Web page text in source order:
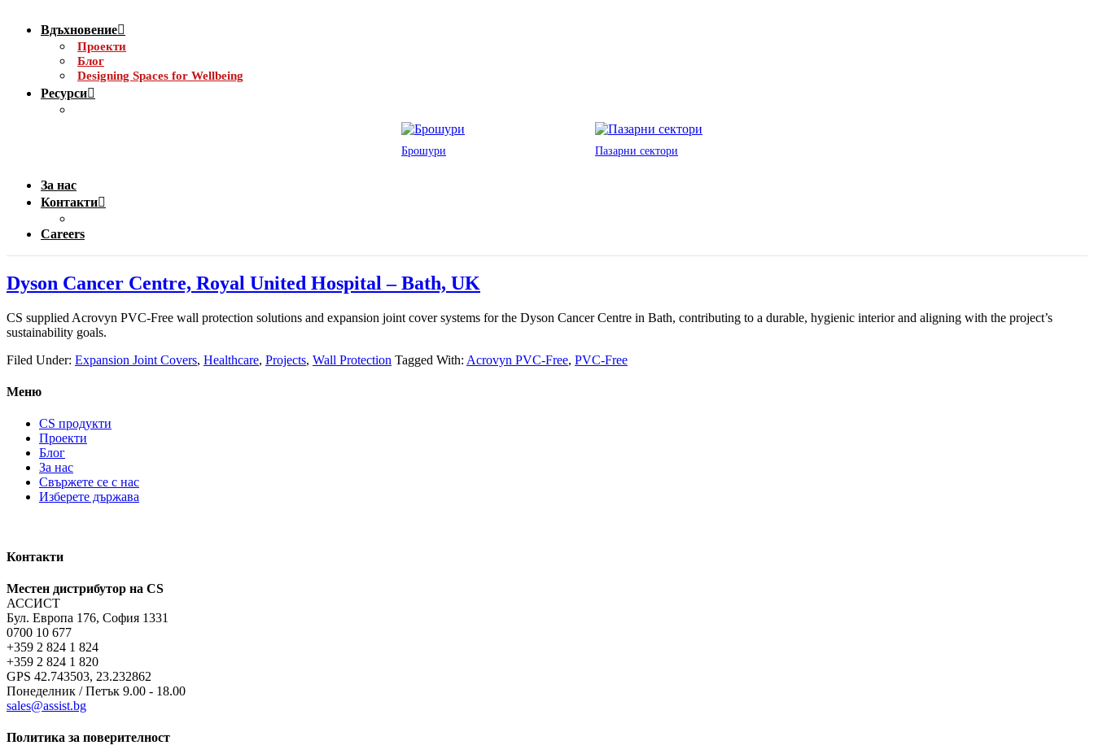
Вдъхновение
Проекти
Блог
Designing Spaces for Wellbeing
Ресурси
Брошури Пазарни сектори
За нас
Контакти
Careers
Dyson Cancer Centre, Royal United Hospital – Bath, UK
CS supplied Acrovyn PVC-Free wall protection solutions and expansion joint cover systems for the Dyson Cancer Centre in Bath, contributing to a durable, hygienic interior and aligning with the project’s
sustainability goals.
Filed Under: Expansion Joint Covers, Healthcare, Projects, Wall Protection Tagged With: Acrovyn PVC-Free, PVC-Free
Меню
CS продукти
Проекти
Блог
За нас
Свържете се с нас
Изберете държава
Контакти
Местен дистрибутор на CS
АССИСТ
Бул. Европа 176, София 1331
0700 10 677
+359 2 824 1 824
+359 2 824 1 820
GPS 42.743503, 23.232862
Понеделник / Петък 9.00 - 18.00
sales@assist.bg
Политика за поверителност